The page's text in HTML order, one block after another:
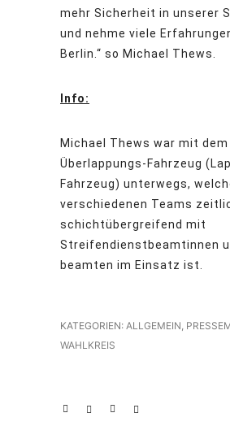
mehr Sicherheit in unserer
und nehme viele
Berlin.“ so Michael Thews.
Info:
Michael Thews war mit
Überlappungs-Fahrzeug
Fahrzeug) unterwegs,
verschiedenen Teams
schichtübergreifend mit
Streifendienstbeamtinnen
beamten im Einsatz ist.
KATEGORIEN: ALLGEMEIN,
WAHLKREIS